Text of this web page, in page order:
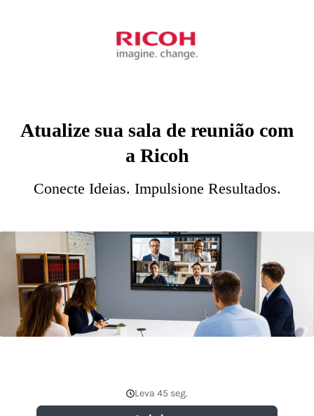
Atualize sua sala de reunião com
a Ricoh
Conecte Ideias. Impulsione Resultados.